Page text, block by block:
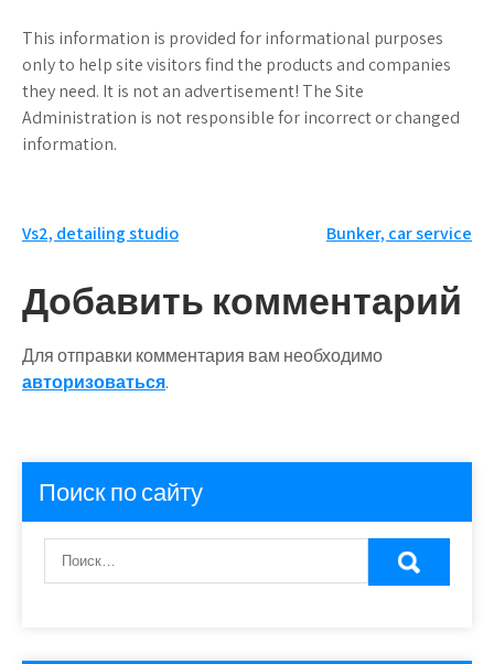
This information is provided for informational purposes
only to help site visitors find the products and companies
they need. It is not an advertisement! The Site
Administration is not responsible for incorrect or changed
information.
Навигация
по
записям
Vs2, detailing studio Bunker, car service
Добавить комментарий
Для отправки комментария вам необходимо
авторизоваться.
Поиск по сайту